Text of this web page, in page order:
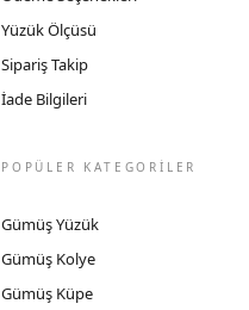
Yüzük Ölçüsü
Sipariş Takip
İade Bilgileri
POPÜLER KATEGORİLER
Gümüş Yüzük
Gümüş Kolye
Gümüş Küpe